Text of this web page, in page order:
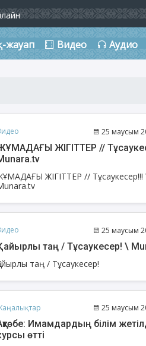
жауап Видео Аудио
25 маусым
ЖІГІТТЕР //
ЖІГІТТЕР // Тұсаукесер!!!
25 маусым
таң / Тұсаукесер! \
таң / Тұсаукесер!
25 маусым
Имамдардың білім
өтті